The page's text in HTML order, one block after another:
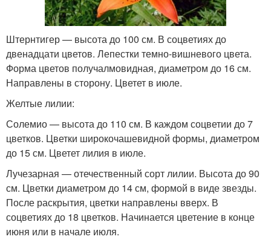
Штернтигер — высота до 100 см. В соцветиях до
двенадцати цветов. Лепестки темно-вишневого цвета.
Форма цветов получалмовидная, диаметром до 16 см.
Направлены в сторону. Цветет в июле.
Желтые лилии:
Солемио — высота до 110 см. В каждом соцветии до 7
цветков. Цветки широкочашевидной формы, диаметром
до 15 см. Цветет лилия в июле.
Лучезарная — отечественный сорт лилии. Высота до 90
см. Цветки диаметром до 14 см, формой в виде звезды.
После раскрытия, цветки направлены вверх. В
соцветиях до 18 цветков. Начинается цветение в конце
июня или в начале июля.